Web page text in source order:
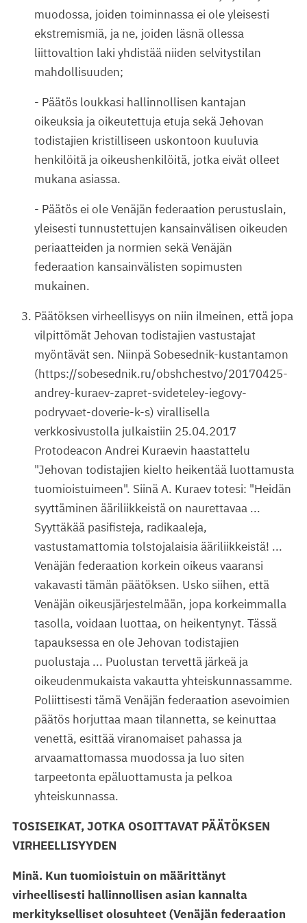
muodossa, joiden toiminnassa ei ole yleisesti
ekstremismiä, ja ne, joiden läsnä ollessa
liittovaltion laki yhdistää niiden selvitystilan
mahdollisuuden;
- Päätös loukkasi hallinnollisen kantajan
oikeuksia ja oikeutettuja etuja sekä Jehovan
todistajien kristilliseen uskontoon kuuluvia
henkilöitä ja oikeushenkilöitä, jotka eivät olleet
mukana asiassa.
- Päätös ei ole Venäjän federaation perustuslain,
yleisesti tunnustettujen kansainvälisen oikeuden
periaatteiden ja normien sekä Venäjän
federaation kansainvälisten sopimusten
mukainen.
Päätöksen virheellisyys on niin ilmeinen, että jopa
vilpittömät Jehovan todistajien vastustajat
myöntävät sen. Niinpä Sobesednik-kustantamon
(https://sobesednik.ru/obshchestvo/20170425-
andrey-kuraev-zapret-svideteley-iegovy-
podryvaet-doverie-k-s) virallisella
verkkosivustolla julkaistiin 25.04.2017
Protodeacon Andrei Kuraevin haastattelu
"Jehovan todistajien kielto heikentää luottamusta
tuomioistuimeen". Siinä A. Kuraev totesi: "Heidän
syyttäminen ääriliikkeistä on naurettavaa ...
Syyttäkää pasifisteja, radikaaleja,
vastustamattomia tolstojalaisia ääriliikkeistä! ...
Venäjän federaation korkein oikeus vaaransi
vakavasti tämän päätöksen. Usko siihen, että
Venäjän oikeusjärjestelmään, jopa korkeimmalla
tasolla, voidaan luottaa, on heikentynyt. Tässä
tapauksessa en ole Jehovan todistajien
puolustaja ... Puolustan tervettä järkeä ja
oikeudenmukaista vakautta yhteiskunnassamme.
Poliittisesti tämä Venäjän federaation asevoimien
päätös horjuttaa maan tilannetta, se keinuttaa
venettä, esittää viranomaiset pahassa ja
arvaamattomassa muodossa ja luo siten
tarpeetonta epäluottamusta ja pelkoa
yhteiskunnassa.
TOSISEIKAT, JOTKA OSOITTAVAT PÄÄTÖKSEN
VIRHEELLISYYDEN
Minä. Kun tuomioistuin on määrittänyt
virheellisesti hallinnollisen asian kannalta
merkitykselliset olosuhteet (Venäjän federaation